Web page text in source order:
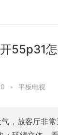
开55p31
• 平板电视
，放客厅非常